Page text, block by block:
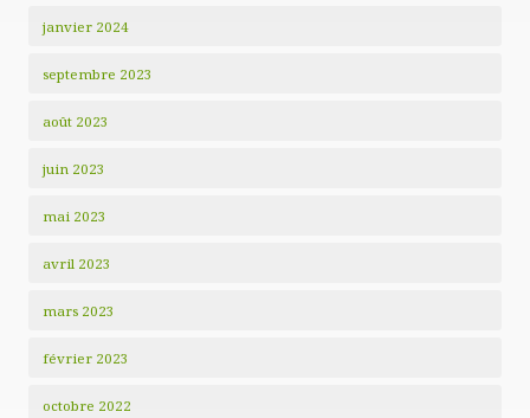
janvier 2024
septembre 2023
août 2023
juin 2023
mai 2023
avril 2023
mars 2023
février 2023
octobre 2022